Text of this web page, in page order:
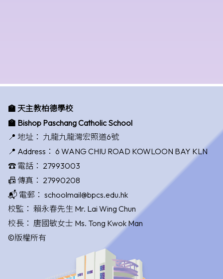
🏫 天主教柏德學校
🏫 Bishop Paschang Catholic School
📍 地址： 九龍九龍灣宏照道6號
📍 Address： 6 WANG CHIU ROAD KOWLOON BAY KLN
☎️ 電話： 27993003
📠 傳真： 27990208
📬 電郵： schoolmail@bpcs.edu.hk
校監： 賴永春先生 Mr. Lai Wing Chun
校長： 唐國敏女士 Ms. Tong Kwok Man
©版權所有